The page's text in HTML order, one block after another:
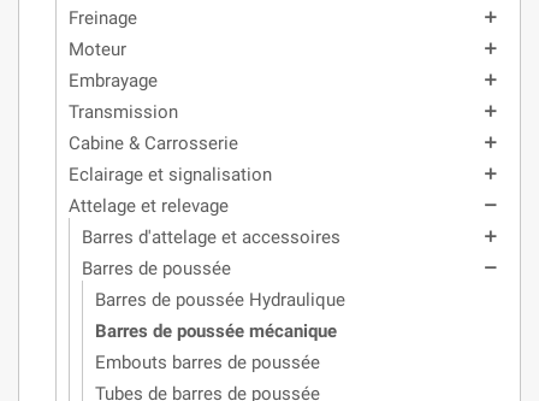
Freinage add
Moteur add
Embrayage add
Transmission add
Cabine & Carrosserie add
Eclairage et signalisation add
Attelage et relevage remove
Barres d'attelage et accessoires add
Barres de poussée remove
Barres de poussée Hydraulique
Barres de poussée mécanique
Embouts barres de poussée
Tubes de barres de poussée